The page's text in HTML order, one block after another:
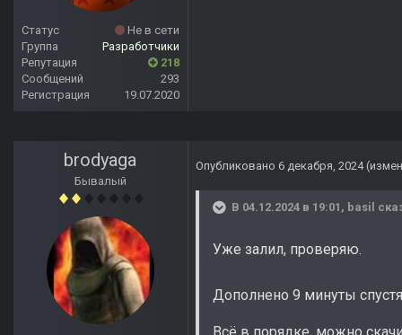
Статус
Не в сети
Группа
Разработчики
Репутация
218
Сообщений
293
Регистрация
19.07.2020
brodyaga
Бывалый
Опубликовано 6 декабря, 2024
В 04.12.2024 в 19:01, basil
Уже залил, проверяю.
Дополнено 9 минуты спустя